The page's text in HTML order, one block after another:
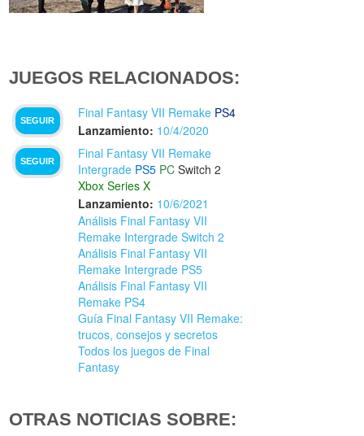
JUEGOS RELACIONADOS:
SEGUIR
Final Fantasy VII Remake PS4
Lanzamiento: 10/4/2020
SEGUIR
Final Fantasy VII Remake
Intergrade PS5 PC Switch 2
Xbox Series X
Lanzamiento: 10/6/2021
Análisis Final Fantasy VII
Remake Intergrade Switch 2
Análisis Final Fantasy VII
Remake Intergrade PS5
Análisis Final Fantasy VII
Remake PS4
Guía Final Fantasy VII Remake:
trucos, consejos y secretos
Todos los juegos de Final
Fantasy
OTRAS NOTICIAS SOBRE: